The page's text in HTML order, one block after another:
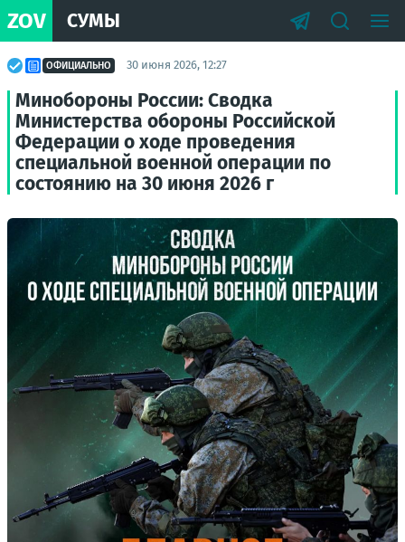
ZOV СУМЫ
ОФИЦИАЛЬНО 30 июня 2026, 12:27
Минобороны России: Сводка
Министерства обороны Российской
Федерации о ходе проведения
специальной военной операции по
состоянию на 30 июня 2026 г